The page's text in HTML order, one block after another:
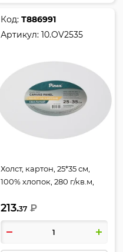
Код:Т886991
Артикул:10.OV2535
Холст, картон, 25*35 см,
100% хлопок, 280 г/кв.м,
10.OV2535
213.37 ₽